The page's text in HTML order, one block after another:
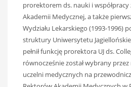
prorektorem ds. nauki i
Akademii Medycznej, a także
Wydziału Lekarskiego (1993-1996)
struktury Uniwersytetu
pełnił funkcję prorektora UJ ds.
równocześnie został wybrany
uczelni medycznych na